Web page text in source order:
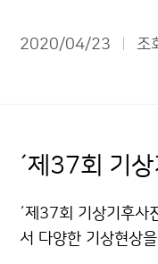
2020/04/23
조
´제37회 기
´제37회 기상기후사
서 다양한 기상현상